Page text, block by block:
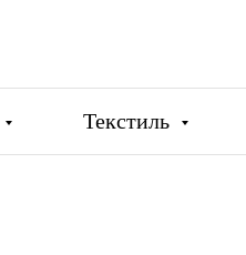
Текстиль